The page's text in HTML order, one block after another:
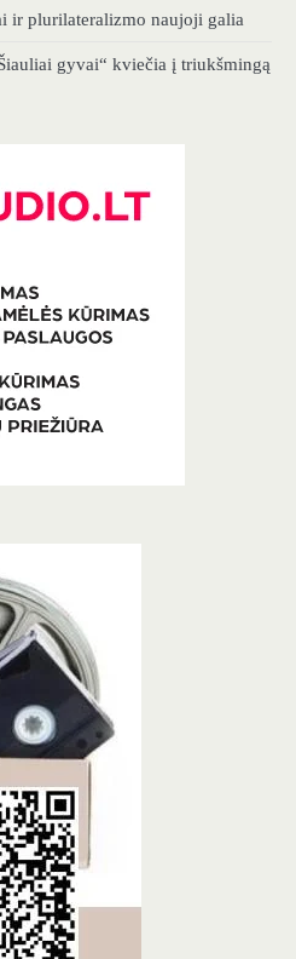
ir plurilateralizmo naujoji galia
gyvai“ kviečia į triukšmingą